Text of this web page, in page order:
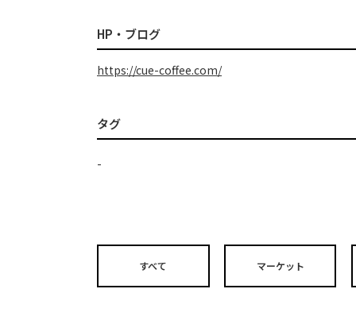
HP・ブログ
https://cue-coffee.com/
タグ
-
すべて マーケット